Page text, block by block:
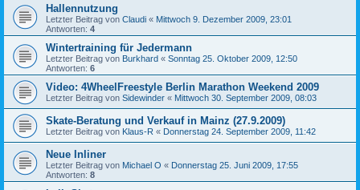
Hallennutzung
Letzter Beitrag von Claudi « Mittwoch 9. Dezember 2009, 23:01
Antworten: 4
Wintertraining für Jedermann
Letzter Beitrag von Burkhard « Sonntag 25. Oktober 2009, 12:50
Antworten: 6
Video: 4WheelFreestyle Berlin Marathon Weekend 2009
Letzter Beitrag von Sidewinder « Mittwoch 30. September 2009, 08:03
Skate-Beratung und Verkauf in Mainz (27.9.2009)
Letzter Beitrag von Klaus-R « Donnerstag 24. September 2009, 11:42
Neue Inliner
Letzter Beitrag von Michael O « Donnerstag 25. Juni 2009, 17:55
Antworten: 8